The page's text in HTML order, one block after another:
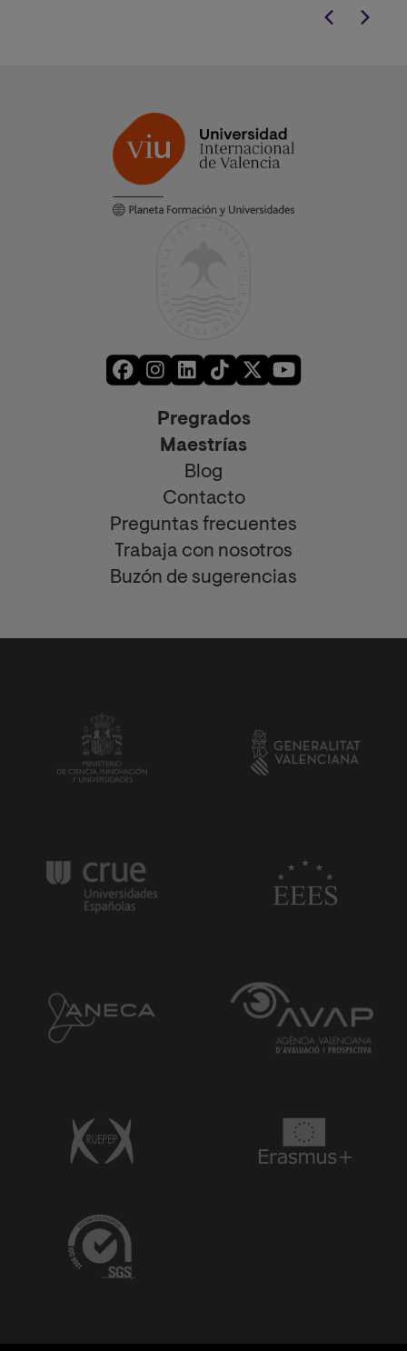
Pregrados
Maestrías
Blog
Contacto
Preguntas frecuentes
Trabaja con nosotros
Buzón de sugerencias